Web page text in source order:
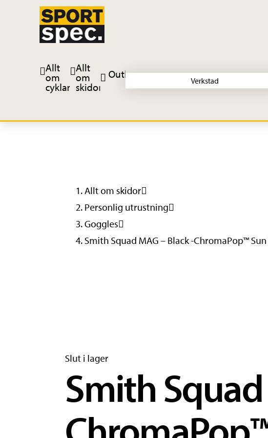
Allt
om
cyklar
Allt
om
skidor
Outlet
Verkstad
Allt om skidor
Personlig utrustning
Goggles
Smith Squad MAG – Black -ChromaPop™
Slut i lager
Smith